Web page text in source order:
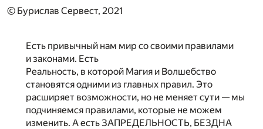
© Бурислав Сервест, 2021
Есть привычный нам мир со своими правилами
и законами. Есть
Реальность, в которой Магия и Волшебство
становятся одними из главных правил. Это
расширяет возможности, но не меняет сути — мы
подчиняемся правилами, которые не можем
изменить. А есть ЗАПРЕДЕЛЬНОСТЬ, БЕЗДНА